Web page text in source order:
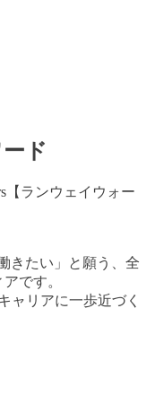
ド
きたい」と願う、全
です。
ャリアに一歩近づく